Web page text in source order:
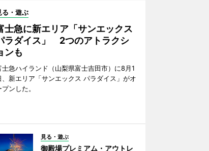
る・遊ぶ
士急に新エリア「サンエックス
ラダイス」 2つのアトラクシ
ンも
士急ハイランド（山梨県富士吉田市）に8月1
、新エリア「サンエックス パラダイス」がオ
プンした。
見る・遊ぶ
御殿場プレミアム・アウトレ